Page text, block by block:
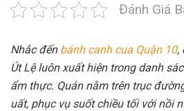
Đánh Giá
Nhắc đến bánh canh cua Quận 10,
Út Lệ luôn xuất hiện trong danh
ẩm thực. Quán nằm trên trục
uất, phục vụ suốt chiều tối với nồi